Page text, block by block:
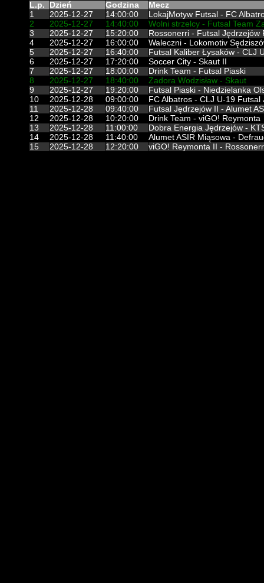
L.p. Dzień Godzina
Mecz
1
2025-12-27 14:00:00
LokajMotyw Futsal - FC
2
2025-12-27 14:40:00
Wolni strzelcy - Futsal Team
3
2025-12-27 15:20:00
Rossonerri - Futsal Jędrzejów
4
2025-12-27 16:00:00
Waleczni - Lokomotiv
5
2025-12-27 16:40:00
Futsal Kaliber Łysaków - CLJ
6
2025-12-27 17:20:00
Soccer City - Skaut II
7
2025-12-27 18:00:00
Drink Team - Futsal Piaski
8
2025-12-27 18:40:00
Zadora Wodzisław - Skaut
9
2025-12-27 19:20:00
Futsal Piaski - Niedzielanka
10
2025-12-28 09:00:00
FC Albatros - CLJ U-19 Futsal
11
2025-12-28 09:40:00
Futsal Jędrzejów II - Alumet
12
2025-12-28 10:20:00
Drink Team - viGO! Reymonta
13
2025-12-28 11:00:00
Dobra Energia Jędrzejów -
14
2025-12-28 11:40:00
Alumet ASIR Miąsowa -
15
2025-12-28 12:20:00 viGO! Reymonta II -